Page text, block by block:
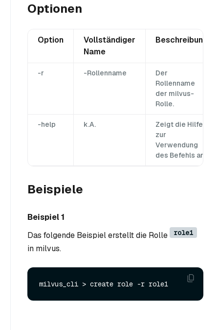
Optionen
Option
Vollständiger
Name
Beschreibung
-r -Rollenname
Der
Rollenname
der milvus-
Rolle.
-help k.A.
Zeigt die Hilfe
zur
Verwendung
des Befehls an.
Beispiele
Beispiel 1
Das folgende Beispiel erstellt die Rolle
role1
in milvus.